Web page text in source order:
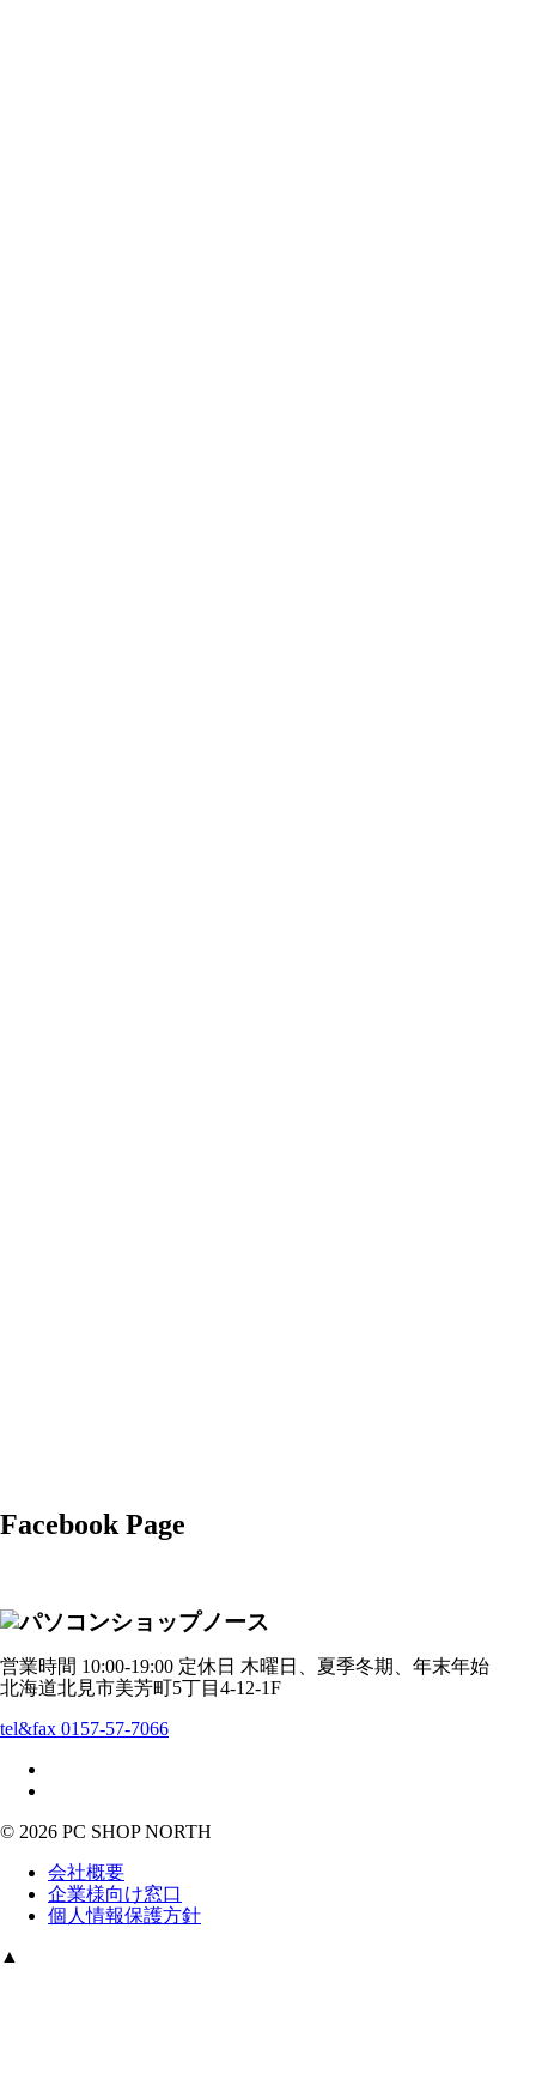
Facebook Page
営業時間 10:00-19:00 定休日 木曜日、夏季冬期、年末年始
北海道北見市美芳町5丁目4-12-1F
tel&fax 0157-57-7066
© 2026 PC SHOP NORTH
会社概要
企業様向け窓口
個人情報保護方針
▲